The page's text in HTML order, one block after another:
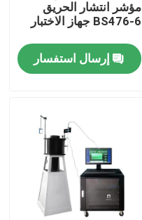
مؤشر انتشار الحريق
BS476-6 جهاز الاختبار
إرسال استفسار